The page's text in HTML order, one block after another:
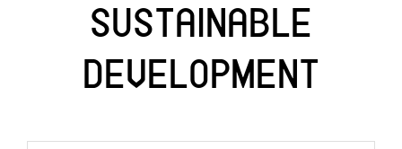
SUSTAINABLE
DEVELOPMENT